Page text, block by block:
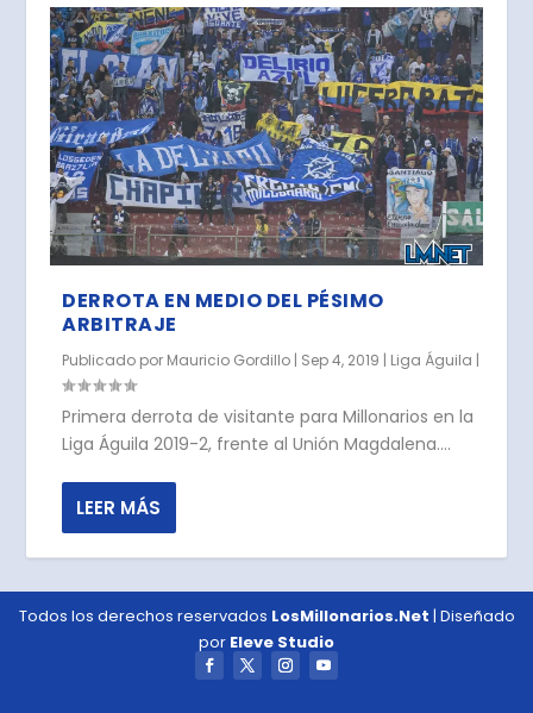
DERROTA EN MEDIO DEL PÉSIMO
ARBITRAJE
Publicado por Mauricio Gordillo | Sep 4, 2019 | Liga Águila |
Primera derrota de visitante para Millonarios en la
Liga Águila 2019-2, frente al Unión Magdalena....
LEER MÁS
Todos los derechos reservados LosMillonarios.Net | Diseñado
por Eleve Studio